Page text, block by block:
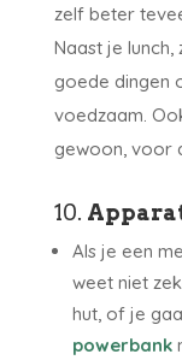
zelf beter
Naast je
goede dingen
voedzaam.
gewoon, voor
10.
Als je een
weet niet
hut, of je
powerbank